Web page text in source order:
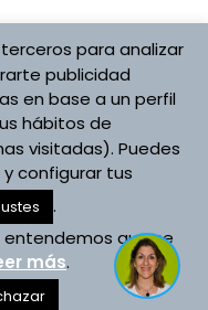
Española Vojta
Española Vojta
para analizar
publicidad
en base a un perfil
hábitos de
visitadas). Puedes
configurar tus
.
que se
más.